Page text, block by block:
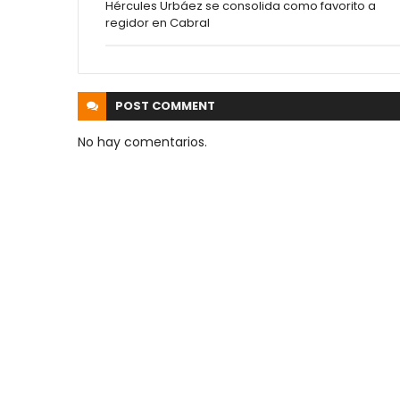
Hércules Urbáez se consolida como favorito a
regidor en Cabral
POST COMMENT
No hay comentarios.